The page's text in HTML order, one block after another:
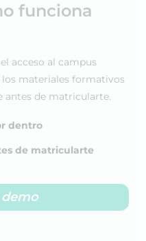
funciona
acceso al campus
materiales formativos
antes de matricularte.
dentro
de matricularte